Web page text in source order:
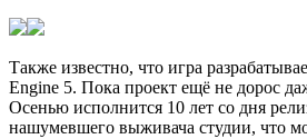
Также известно, что игра
Engine 5. Пока проект ещё не дорос
Осенью исполнится 10 лет со дня
нашумевшего выживача студии, что